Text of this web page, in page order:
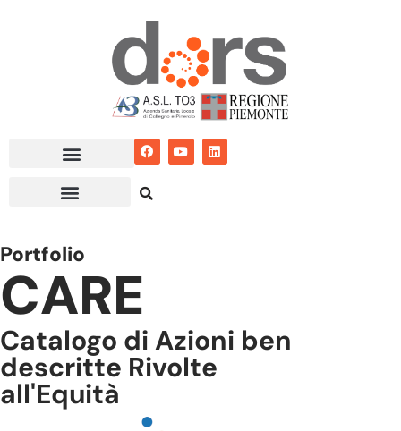
Portfolio
CARE
Catalogo di Azioni ben
descritte Rivolte
all'Equità